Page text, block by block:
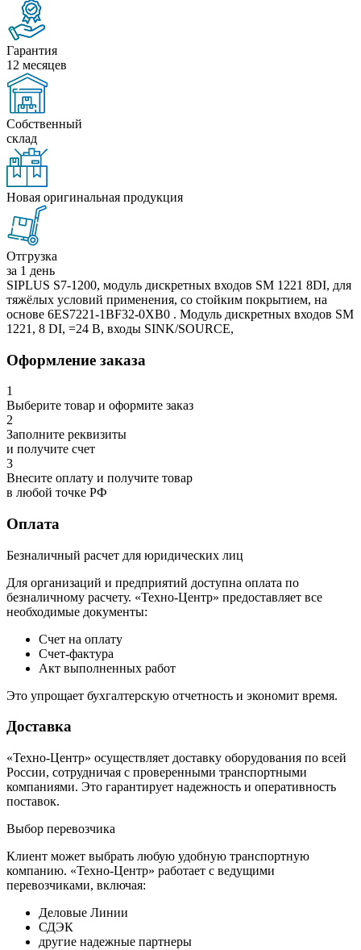
Гарантия
12 месяцев
Собственный
склад
Новая оригинальная продукция
Отгрузка
за 1 день
SIPLUS S7-1200, модуль дискретных входов SM 1221 8DI, для
тяжёлых условий применения, со стойким покрытием, на
основе 6ES7221-1BF32-0XB0 . Модуль дискретных входов SM
1221, 8 DI, =24 В, входы SINK/SOURCE,
Оформление заказа
1
Выберите товар и оформите заказ
2
Заполните реквизиты
и получите счет
3
Внесите оплату и получите товар
в любой точке РФ
Оплата
Безналичный расчет для юридических лиц
Для организаций и предприятий доступна оплата по
безналичному расчету. «Техно-Центр» предоставляет все
необходимые документы:
Счет на оплату
Счет-фактура
Акт выполненных работ
Это упрощает бухгалтерскую отчетность и экономит время.
Доставка
«Техно-Центр» осуществляет доставку оборудования по всей
России, сотрудничая с проверенными транспортными
компаниями. Это гарантирует надежность и оперативность
поставок.
Выбор перевозчика
Клиент может выбрать любую удобную транспортную
компанию. «Техно-Центр» работает с ведущими
перевозчиками, включая:
Деловые Линии
СДЭК
другие надежные партнеры